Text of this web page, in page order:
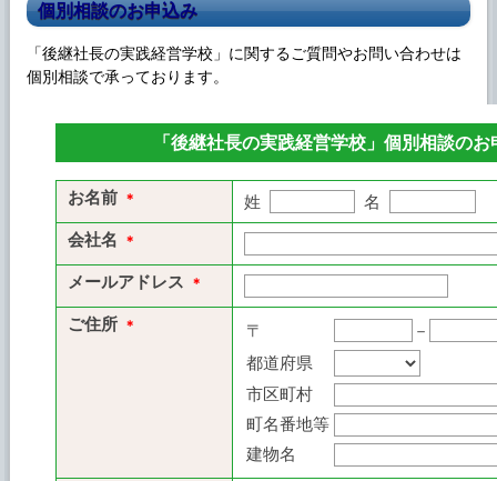
個別相談のお申込み
「後継社長の実践経営学校」に関するご質問やお問い合わせは
個別相談で承っております。